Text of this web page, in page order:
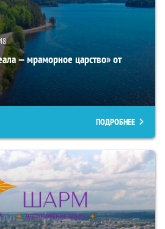
— мраморное царство» от
ПОДРОБНЕЕ